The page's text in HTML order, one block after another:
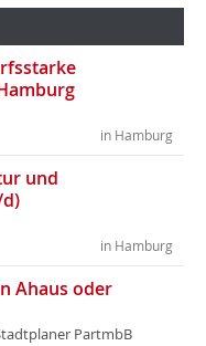
in Hamburg
und
in Hamburg
Ahaus oder
PartmbB